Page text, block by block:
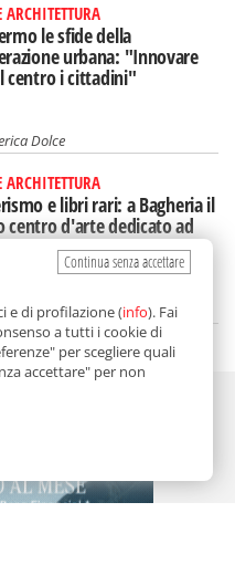
ARCHITETTURA
le sfide della
urbana: "Innovare
centro i cittadini"
Dolce
ARCHITETTURA
e libri rari: a Bagheria il
centro d'arte dedicato ad
Crowley
Continua senza accettare
e di profilazione (info). Fai
a tutti i cookie di
per scegliere quali
accettare" per non